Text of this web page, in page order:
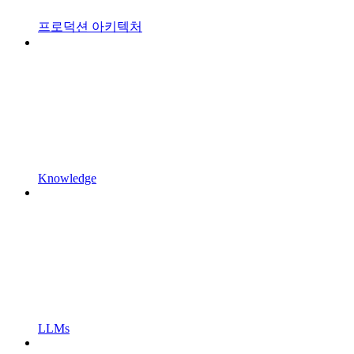
프로덕션 아키텍처
Knowledge
LLMs